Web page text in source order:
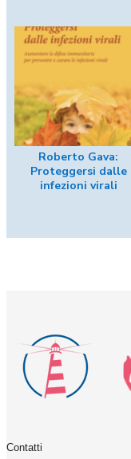
Roberto Gava:
Proteggersi dalle
infezioni virali
Contatti